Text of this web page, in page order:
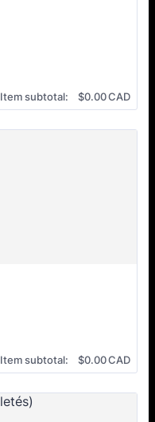
Item subtotal: $0.00 CAD
$0.00CAD
Item subtotal: $0.00 CAD
$0.00CAD